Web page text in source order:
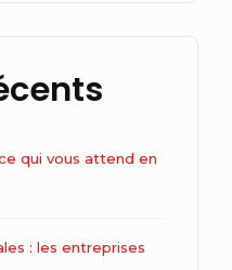
qui vous attend en
: les entreprises